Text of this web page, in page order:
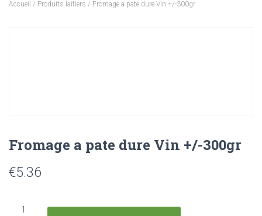
Accueil / Produits laitiers / Fromage a pate dure Vin +/-300gr
Fromage a pate dure Vin +/-300gr
€5.36